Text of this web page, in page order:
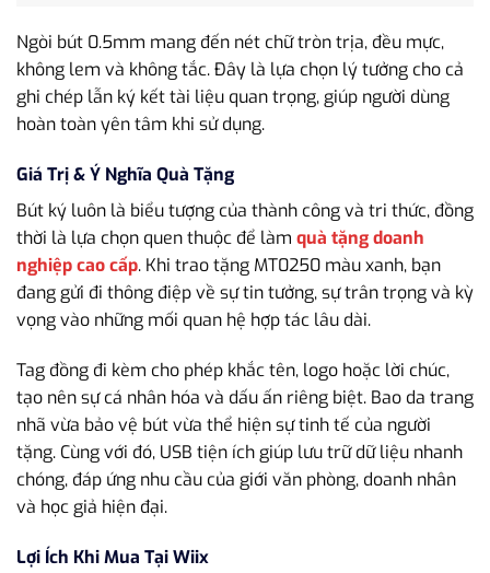
Ngòi bút 0.5mm mang đến nét chữ tròn trịa, đều mực,
không lem và không tắc. Đây là lựa chọn lý tưởng cho cả
ghi chép lẫn ký kết tài liệu quan trọng, giúp người dùng
hoàn toàn yên tâm khi sử dụng.
Giá Trị & Ý Nghĩa Quà Tặng
Bút ký luôn là biểu tượng của thành công và tri thức, đồng
thời là lựa chọn quen thuộc để làm quà tặng doanh
nghiệp cao cấp. Khi trao tặng MT0250 màu xanh, bạn
đang gửi đi thông điệp về sự tin tưởng, sự trân trọng và kỳ
vọng vào những mối quan hệ hợp tác lâu dài.
Tag đồng đi kèm cho phép khắc tên, logo hoặc lời chúc,
tạo nên sự cá nhân hóa và dấu ấn riêng biệt. Bao da trang
nhã vừa bảo vệ bút vừa thể hiện sự tinh tế của người
tặng. Cùng với đó, USB tiện ích giúp lưu trữ dữ liệu nhanh
chóng, đáp ứng nhu cầu của giới văn phòng, doanh nhân
và học giả hiện đại.
Lợi Ích Khi Mua Tại Wiix